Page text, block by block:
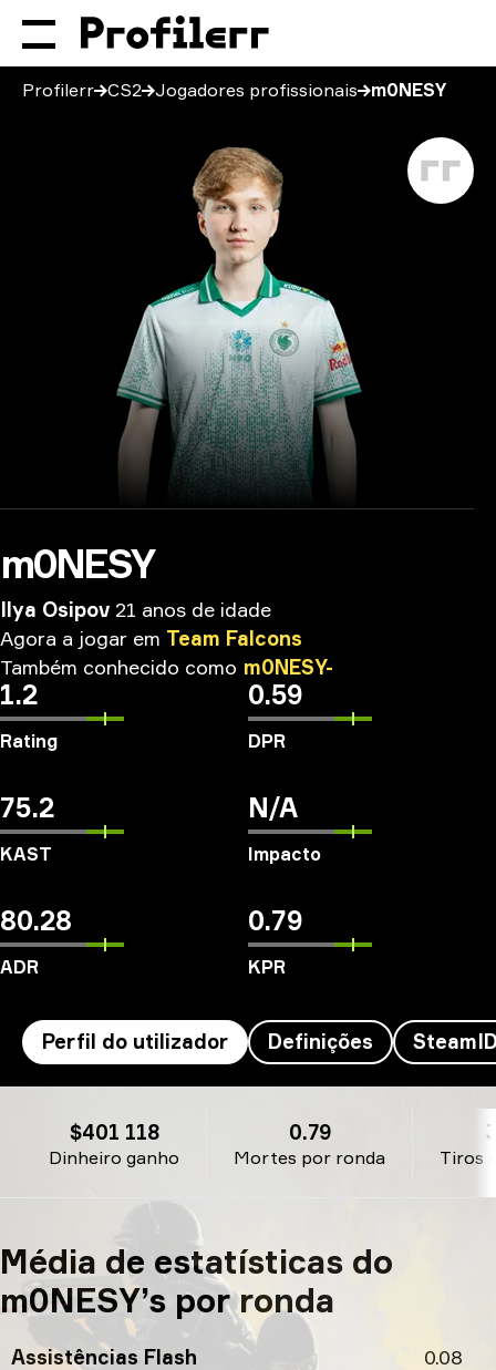
Profilerr CS2 Jogadores profissionais m0NESY
m0NESY
Ilya Osipov 21 anos de idade
Agora a jogar em Team Falcons
Também conhecido como m0NESY-
1.2
Rating
0.59
DPR
75.2
KAST
N/A
Impacto
80.28
ADR
0.79
KPR
Perfil do utilizador Definições
Dinheiro ganho
$401 118
Mortes por ronda
0.79
Tiros
Média de estatísticas do
m0NESY’s por ronda
Assistências Flash 0.08